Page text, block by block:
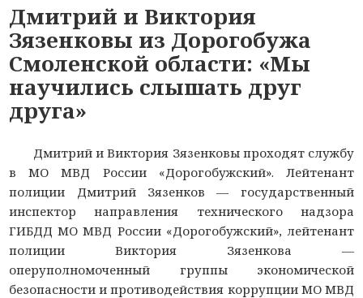
Дмитрий и Виктория
Зязенковы из Дорогобужа
Смоленской области: «Мы
научились слышать друг
друга»
Дмитрий и Виктория Зязенковы проходят службу
в МО МВД России «Дорогобужский». Лейтенант
полиции Дмитрий Зязенков — государственный
инспектор направления технического надзора
ГИБДД МО МВД России «Дорогобужский», лейтенант
полиции Виктория Зязенкова —
оперуполномоченный группы экономической
безопасности и противодействия коррупции МО МВД